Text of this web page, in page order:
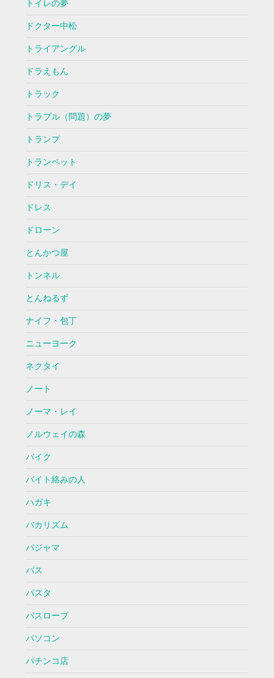
トイレの夢
ドクター中松
トライアングル
ドラえもん
トラック
トラブル（問題）の夢
トランプ
トランペット
ドリス・デイ
ドレス
ドローン
とんかつ屋
トンネル
とんねるず
ナイフ・包丁
ニューヨーク
ネクタイ
ノート
ノーマ・レイ
ノルウェイの森
バイク
バイト絡みの人
ハガキ
バカリズム
パジャマ
バス
パスタ
バスローブ
パソコン
パチンコ店